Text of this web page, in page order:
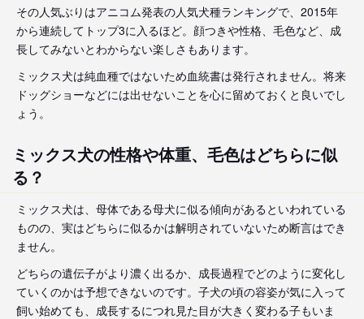
その人気ぶりはアニコム発表の人気犬種ランキングで、2015年
から連続してトップ3に入るほど。顔つきや性格、毛色など、成
長してみないとわからない楽しさもあります。
ミックス犬は純血種ではないため血統書は発行されません。将来
ドッグショーなどには出せないことを心に留めておくと良いでし
ょう。
ミックス犬の性格や体重、毛色はどちらに似
る？
ミックス犬は、母体である母犬に似る傾向があるといわれている
ものの、実はどちらに似るかは解明されていないため断言はでき
ません。
どちらの遺伝子がより濃く出るか、成長過程でどのように変化し
ていくのかは予想できないのです。子犬の頃の容姿が気に入って
飼い始めても、成長するにつれ見た目が大きく変わる子もいま